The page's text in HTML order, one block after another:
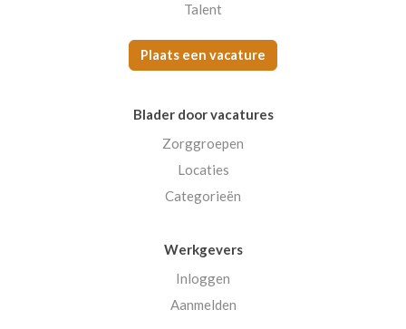
Talent
Plaats een vacature
Blader door vacatures
Zorggroepen
Locaties
Categorieën
Werkgevers
Inloggen
Aanmelden